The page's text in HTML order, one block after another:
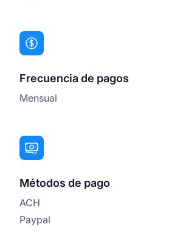
Frecuencia de pagos
Mensual
Métodos de pago
ACH
Paypal